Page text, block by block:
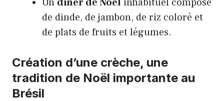
de dinde, de jambon, de riz coloré et
de plats de fruits et légumes.
Création d’une crèche, une
tradition de Noël importante au
Brésil